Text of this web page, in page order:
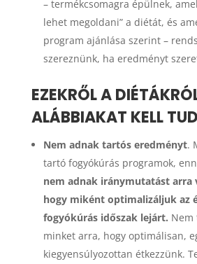
– termékcsomagra épülnek,
lehet megoldani” a diétát, és
program ajánlása szerint –
szereznünk, ha eredményt
EZEKRŐL A
ALÁBBIAKAT KELL
Nem adnak tartós eredményt.
tartó fogyókúrás programok,
nem adnak iránymutatást arra
hogy miként optimalizáljuk az
fogyókúrás időszak lejárt. Nem
minket arra, hogy optimálisan,
kiegyensúlyozottan étkezzünk.